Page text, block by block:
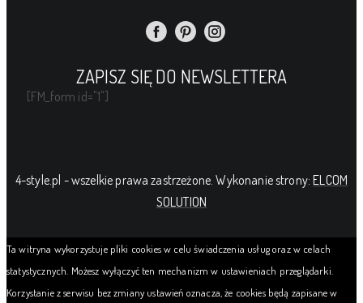
ZAPISZ SIĘ DO NEWSLETTERA
[FM_form id="1"]
4-style.pl - wszelkie prawa zastrzeżone. Wykonanie strony:ELCOM
SOLUTION
Ta witryna wykorzystuje pliki cookies w celu świadczenia usług oraz w celach
statystycznych. Możesz wyłączyć ten mechanizm w ustawieniach przeglądarki.
Korzystanie z serwisu bez zmiany ustawień oznacza, że cookies będą zapisane w